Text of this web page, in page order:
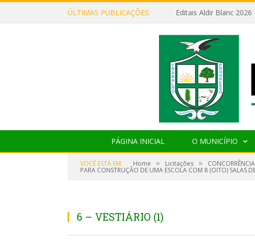
ÚLTIMAS PUBLICAÇÕES: Editais Aldir Blanc 2026
PÁGINA INICIAL O MUNICÍPIO
VOCÊ ESTÁ EM: Home » Licitações »
PARA CONSTRUÇÃO DE UMA ESCOLA COM 8 (OITO) SALAS
6 – VESTIÁRIO (1)